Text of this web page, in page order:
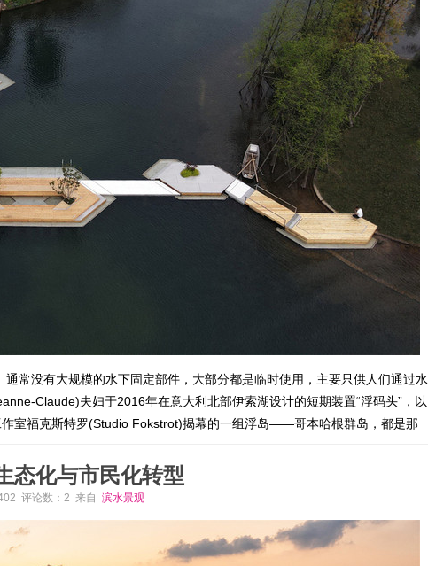
常没有大规模的水下固定部件，大部分都是临时使用，主要只供人们通过水
Claude)夫妇于2016年在意大利北部伊索湖设计的短期装置“浮码头”，以
室福克斯特罗(Studio Fokstrot)揭幕的一组浮岛——哥本哈根群岛，都是那
态化与市民化转型
评论数：2 来自 滨水景观